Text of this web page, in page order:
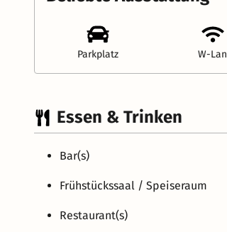
Parkplatz W-Lan
Essen & Trinken
Bar(s)
Frühstückssaal / Speiseraum
Restaurant(s)